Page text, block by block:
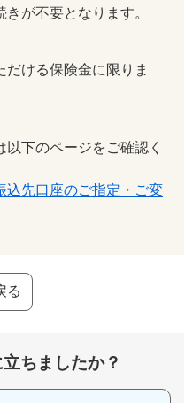
が不要となります。
ける保険金に限りま
下のページをご確認く
込先口座のご指定・ご変
る
ちましたか？